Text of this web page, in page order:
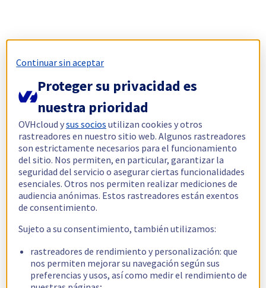
Continuar sin aceptar
Proteger su privacidad es
nuestra prioridad
OVHcloud ysus socios utilizan cookies y otros
rastreadores en nuestro sitio web. Algunos rastreadores
son estrictamente necesarios para el funcionamiento
del sitio. Nos permiten, en particular, garantizar la
seguridad del servicio o asegurar ciertas funcionalidades
esenciales. Otros nos permiten realizar mediciones de
audiencia anónimas. Estos rastreadores están exentos
de consentimiento.
Sujeto a su consentimiento, también utilizamos:
rastreadores de rendimiento y personalización: que
nos permiten mejorar su navegación según sus
preferencias y usos, así como medir el rendimiento de